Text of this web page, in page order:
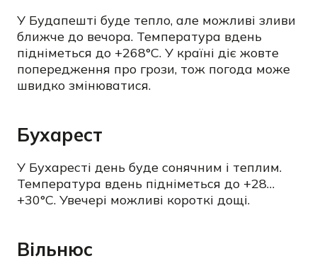
У Будапешті буде тепло, але можливі зливи
ближче до вечора. Температура вдень
підніметься до +268°C. У країні діє жовте
попередження про грози, тож погода може
швидко змінюватися.
Бухарест
У Бухаресті день буде сонячним і теплим.
Температура вдень підніметься до +28…
+30°C. Увечері можливі короткі дощі.
Вільнюс